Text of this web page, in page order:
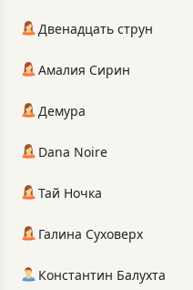
Двенадцать струн
Амалия Сирин
Демура
Dana Noire
Тай Ночка
Галина Суховерх
Константин Балухта